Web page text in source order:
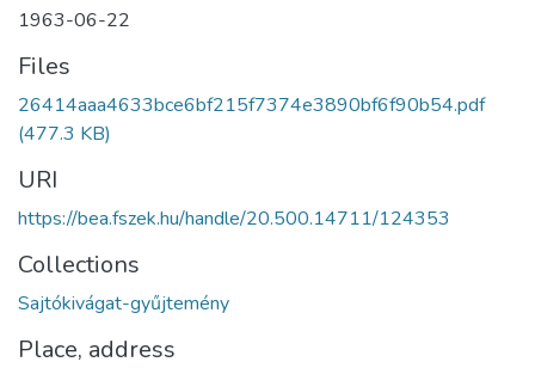
1963-06-22
Files
26414aaa4633bce6bf215f7374e3890bf6f90b54.pdf
(477.3 KB)
URI
https://bea.fszek.hu/handle/20.500.14711/124353
Collections
Sajtókivágat-gyűjtemény
Place, address